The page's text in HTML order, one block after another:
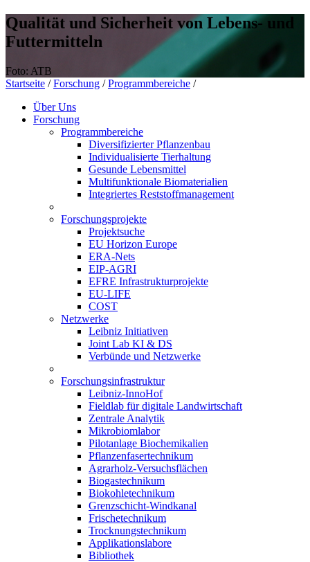
Qualität und Sicherheit von Lebens- und
Futtermitteln
Foto: ATB
Startseite / Forschung / Programmbereiche /
Über Uns
Forschung
Programmbereiche
Diversifizierter Pflanzenbau
Individualisierte Tierhaltung
Gesunde Lebensmittel
Multifunktionale Biomaterialien
Integriertes Reststoffmanagement
Forschungsprojekte
Projektsuche
EU Horizon Europe
ERA-Nets
EIP-AGRI
EFRE Infrastrukturprojekte
EU-LIFE
COST
Netzwerke
Leibniz Initiativen
Joint Lab KI & DS
Verbünde und Netzwerke
Forschungsinfrastruktur
Leibniz-InnoHof
Fieldlab für digitale Landwirtschaft
Zentrale Analytik
Mikrobiomlabor
Pilotanlage Biochemikalien
Pflanzenfasertechnikum
Agrarholz-Versuchsflächen
Biogastechnikum
Biokohletechnikum
Grenzschicht-Windkanal
Frischetechnikum
Trocknungstechnikum
Applikationslabore
Bibliothek